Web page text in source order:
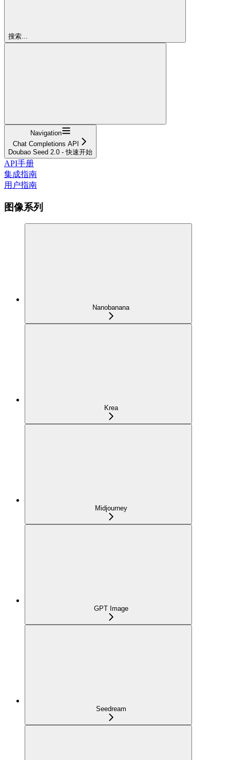
搜索...
Navigation
Chat Completions API
Doubao Seed 2.0 - 快速开始
API手册
集成指南
用户指南
图像系列
Nanobanana
Krea
Midjourney
GPT Image
Seedream